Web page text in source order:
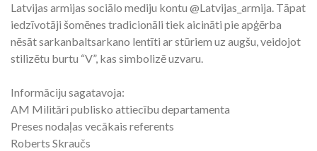
Latvijas armijas sociālo mediju kontu @Latvijas_armija. Tāpat
iedzīvotāji šomēnes tradicionāli tiek aicināti pie apģērba
nēsāt sarkanbaltsarkano lentīti ar stūriem uz augšu, veidojot
stilizētu burtu “V”, kas simbolizē uzvaru.
Informāciju sagatavoja:
AM Militāri publisko attiecību departamenta
Preses nodaļas vecākais referents
Roberts Skraučs